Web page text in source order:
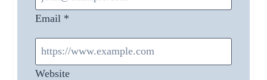
Email *
Website